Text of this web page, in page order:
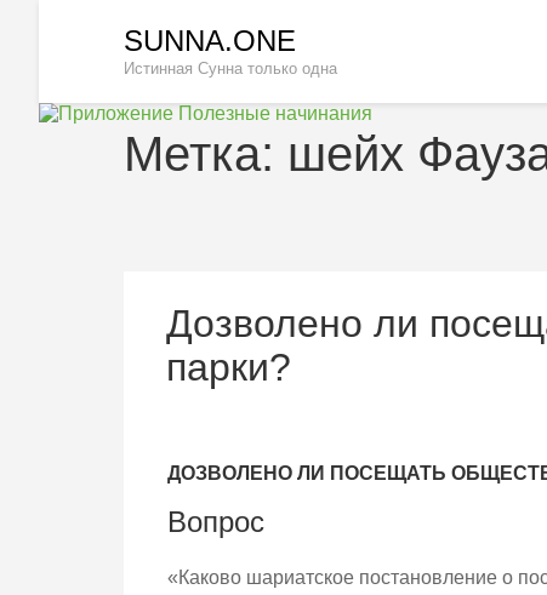
(нажмите
Enter)
SUNNA.ONE
Истинная Сунна только одна
Метка: шейх
Дозволено ли
парки?
ДОЗВОЛЕНО ЛИ ПОСЕЩАТЬ
Вопрос
«Каково шариатское постановление о